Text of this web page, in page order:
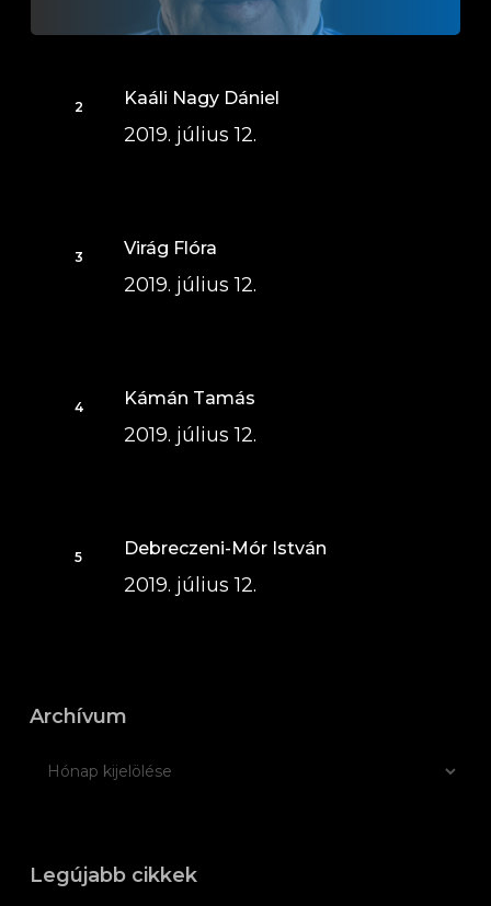
Kaáli Nagy Dániel
2019. július 12.
Virág Flóra
2019. július 12.
Kámán Tamás
2019. július 12.
Debreczeni-Mór István
2019. július 12.
Archívum
Legújabb cikkek